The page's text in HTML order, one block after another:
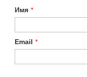
Имя *
Email *